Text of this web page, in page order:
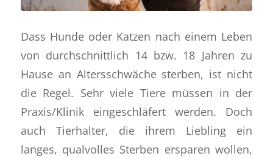
Dass Hunde oder Katzen nach einem Leben
von durchschnittlich 14 bzw. 18 Jahren zu
Hause an Altersschwäche sterben, ist nicht
die Regel. Sehr viele Tiere müssen in der
Praxis/Klinik eingeschläfert werden. Doch
auch Tierhalter, die ihrem Liebling ein
langes, qualvolles Sterben ersparen wollen,